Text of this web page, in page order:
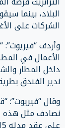
البلاد، بينما
الشركات على
وأردف
الأعمال في
داخل المطار
ندير الفندق
وقال “فيريوت”:
نصادف مثل هذه